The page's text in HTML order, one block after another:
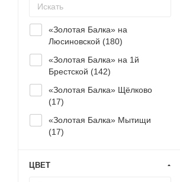
«Золотая Балка» на
Люсиновской (180)
«Золотая Балка» на 1й
Брестской (142)
«Золотая Балка» Щёлково
(17)
«Золотая Балка» Мытищи
(17)
ЦВЕТ